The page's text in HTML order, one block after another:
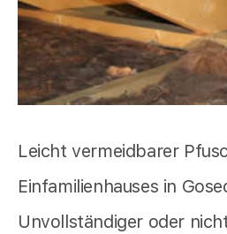
Leicht vermeidbarer
Einfamilienhauses in
Unvollständiger oder